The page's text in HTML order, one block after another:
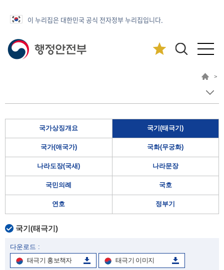
이 누리집은 대한민국 공식 전자정부 누리집입니다.
>
국가상징개요 국기(태극기)
국가(애국가) 국화(무궁화)
나라도장(국새) 나라문장
국민의례 국호
연호 정부기
국기(태극기)
다운로드 :
태극기 홍보책자
태극기 이미지